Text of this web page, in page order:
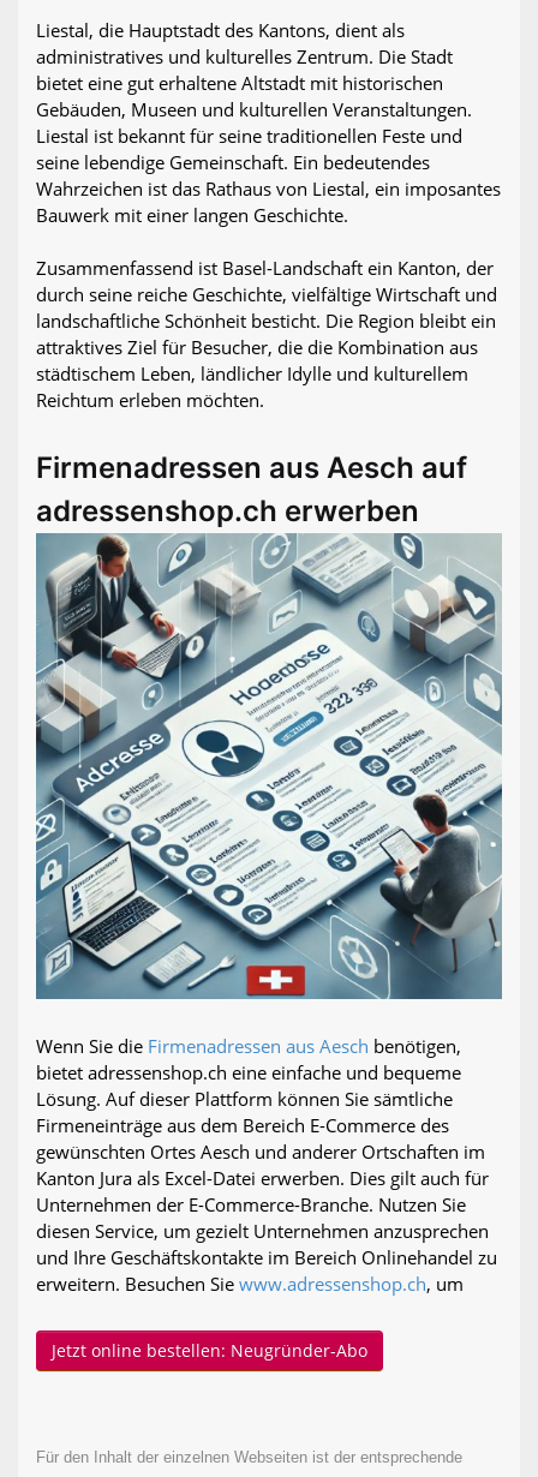
Liestal, die Hauptstadt des Kantons, dient als
administratives und kulturelles Zentrum. Die Stadt
bietet eine gut erhaltene Altstadt mit historischen
Gebäuden, Museen und kulturellen Veranstaltungen.
Liestal ist bekannt für seine traditionellen Feste und
seine lebendige Gemeinschaft. Ein bedeutendes
Wahrzeichen ist das Rathaus von Liestal, ein imposantes
Bauwerk mit einer langen Geschichte.
Zusammenfassend ist Basel-Landschaft ein Kanton, der
durch seine reiche Geschichte, vielfältige Wirtschaft und
landschaftliche Schönheit besticht. Die Region bleibt ein
attraktives Ziel für Besucher, die die Kombination aus
städtischem Leben, ländlicher Idylle und kulturellem
Reichtum erleben möchten.
Firmenadressen aus Aesch auf
adressenshop.ch erwerben
Wenn Sie die Firmenadressen aus Aesch benötigen,
bietet adressenshop.ch eine einfache und bequeme
Lösung. Auf dieser Plattform können Sie sämtliche
Firmeneinträge aus dem Bereich E-Commerce des
gewünschten Ortes Aesch und anderer Ortschaften im
Kanton Jura als Excel-Datei erwerben. Dies gilt auch für
Unternehmen der E-Commerce-Branche. Nutzen Sie
diesen Service, um gezielt Unternehmen anzusprechen
und Ihre Geschäftskontakte im Bereich Onlinehandel zu
erweitern. Besuchen Sie www.adressenshop.ch, um
Jetzt online bestellen: Neugründer-Abo
Für den Inhalt der einzelnen Webseiten ist der entsprechende